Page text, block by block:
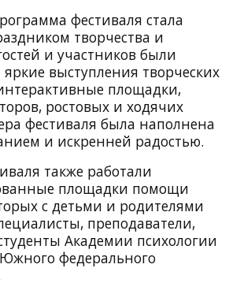
фестиваля стала
творчества и
и участников были
выступления творческих
площадки,
ростовых и ходячих
фестиваля была наполнена
и искренней радостью.
также работали
площадки помощи
с детьми и родителями
преподаватели,
Академии психологии
федерального